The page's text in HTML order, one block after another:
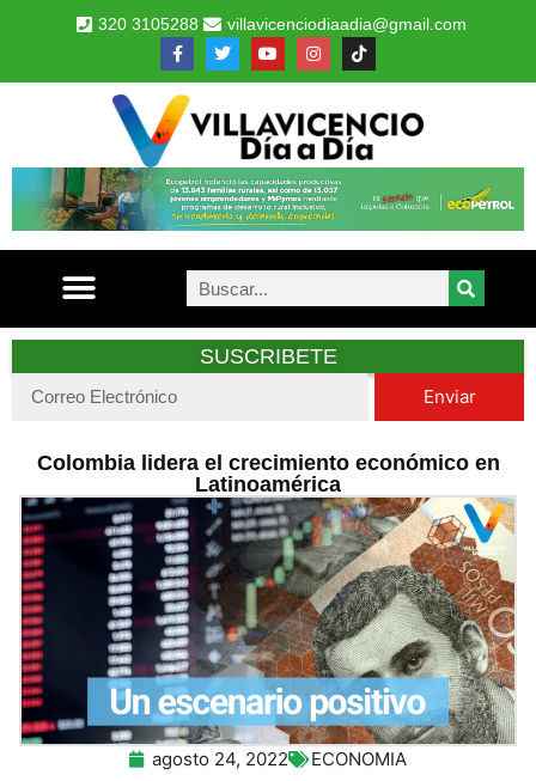
320 3105288 villavicenciodiaadia@gmail.com
SUSCRIBETE
Enviar
Colombia lidera el crecimiento económico en
Latinoamérica
agosto 24, 2022 ECONOMIA